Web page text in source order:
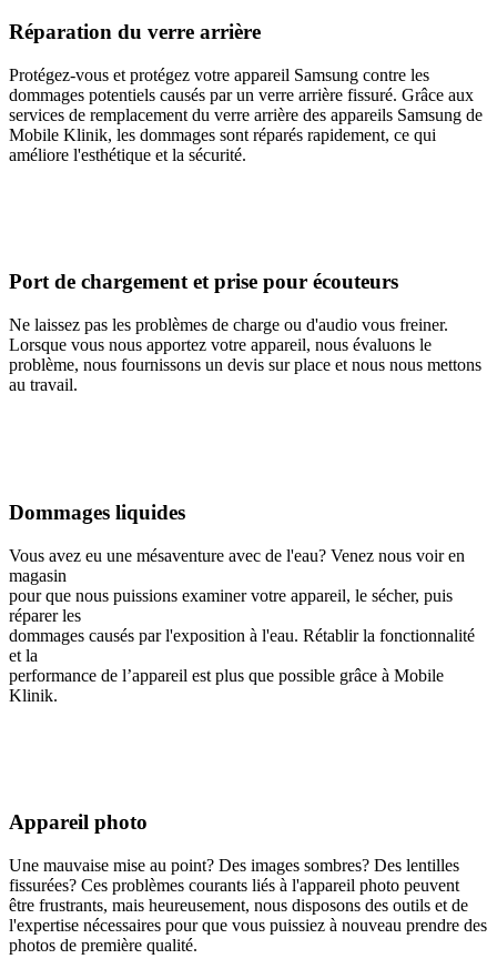
Réparation du verre arrière
Protégez-vous et protégez votre appareil Samsung contre les
dommages potentiels causés par un verre arrière fissuré. Grâce aux
services de remplacement du verre arrière des appareils Samsung de
Mobile Klinik, les dommages sont réparés rapidement, ce qui
améliore l'esthétique et la sécurité.
Port de chargement et prise pour écouteurs
Ne laissez pas les problèmes de charge ou d'audio vous freiner.
Lorsque vous nous apportez votre appareil, nous évaluons le
problème, nous fournissons un devis sur place et nous nous mettons
au travail.
Dommages liquides
Vous avez eu une mésaventure avec de l'eau? Venez nous voir en
magasin
pour que nous puissions examiner votre appareil, le sécher, puis
réparer les
dommages causés par l'exposition à l'eau. Rétablir la fonctionnalité
et la
performance de l’appareil est plus que possible grâce à Mobile
Klinik.
Appareil photo
Une mauvaise mise au point? Des images sombres? Des lentilles
fissurées? Ces problèmes courants liés à l'appareil photo peuvent
être frustrants, mais heureusement, nous disposons des outils et de
l'expertise nécessaires pour que vous puissiez à nouveau prendre des
photos de première qualité.